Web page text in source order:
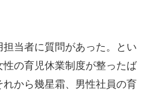
当者に質問があった。とい
の育児休業制度が整ったば
から幾星霜、男性社員の育